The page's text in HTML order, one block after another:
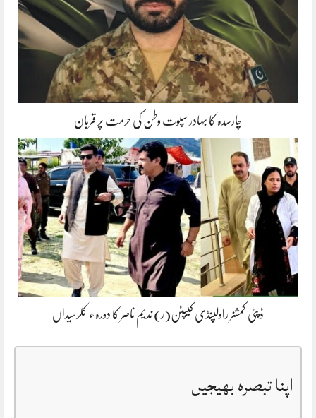
چارسدہ کا بہادر سپوت وطن کی حرمت پر قربان
ڈپٹی کمشنر راولپنڈی کیپٹن(ر) ندیم ناصر کا دورہء کلرسیداں
اپنا تبصرہ بھیجیں